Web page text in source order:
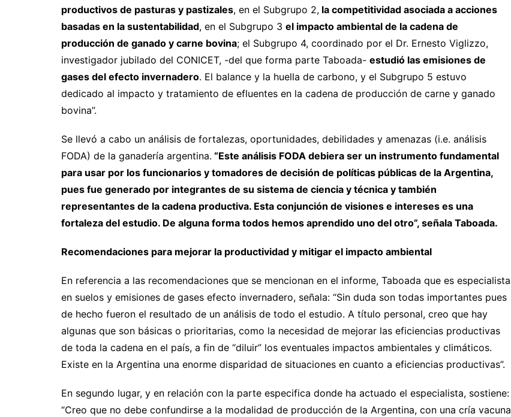
productivos de pasturas y pastizales, en el Subgrupo 2, la competitividad asociada a acciones
basadas en la sustentabilidad, en el Subgrupo 3 el impacto ambiental de la cadena de
producción de ganado y carne bovina; el Subgrupo 4, coordinado por el Dr. Ernesto Viglizzo,
investigador jubilado del CONICET, -del que forma parte Taboada- estudió las emisiones de
gases del efecto invernadero. El balance y la huella de carbono, y el Subgrupo 5 estuvo
dedicado al impacto y tratamiento de efluentes en la cadena de producción de carne y ganado
bovina”.
Se llevó a cabo un análisis de fortalezas, oportunidades, debilidades y amenazas (i.e. análisis
FODA) de la ganadería argentina. “Este análisis FODA debiera ser un instrumento fundamental
para usar por los funcionarios y tomadores de decisión de políticas públicas de la Argentina,
pues fue generado por integrantes de su sistema de ciencia y técnica y también
representantes de la cadena productiva. Esta conjunción de visiones e intereses es una
fortaleza del estudio. De alguna forma todos hemos aprendido uno del otro”, señala Taboada.
Recomendaciones para mejorar la productividad y mitigar el impacto ambiental
En referencia a las recomendaciones que se mencionan en el informe, Taboada que es especialista
en suelos y emisiones de gases efecto invernadero, señala: “Sin duda son todas importantes pues
de hecho fueron el resultado de un análisis de todo el estudio. A título personal, creo que hay
algunas que son básicas o prioritarias, como la necesidad de mejorar las eficiencias productivas
de toda la cadena en el país, a fin de “diluir” los eventuales impactos ambientales y climáticos.
Existe en la Argentina una enorme disparidad de situaciones en cuanto a eficiencias productivas”.
En segundo lugar, y en relación con la parte especifica donde ha actuado el especialista, sostiene:
“Creo que no debe confundirse a la modalidad de producción de la Argentina, con una cría vacuna